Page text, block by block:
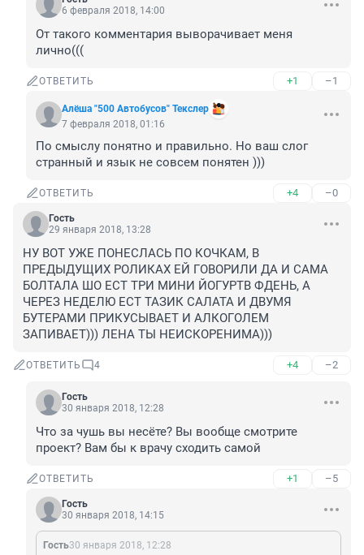
6 февраля 2018, 14:00
От такого комментария выворачивает меня
лично(((
ОТВЕТИТЬ +1 –1
Алёша "500 Автобусов" Текслер
7 февраля 2018, 01:16
По смыслу понятно и правильно. Но ваш слог
странный и язык не совсем понятен )))
ОТВЕТИТЬ +4 –0
Гость
29 января 2018, 13:28
НУ ВОТ УЖЕ ПОНЕСЛАСЬ ПО КОЧКАМ, В
ПРЕДЫДУЩИХ РОЛИКАХ ЕЙ ГОВОРИЛИ ДА И САМА
БОЛТАЛА ШО ЕСТ ТРИ МИНИ ЙОГУРТВ ФДЕНЬ, А
ЧЕРЕЗ НЕДЕЛЮ ЕСТ ТАЗИК САЛАТА И ДВУМЯ
БУТЕРАМИ ПРИКУСЫВАЕТ И АЛКОГОЛЕМ
ЗАПИВАЕТ))) ЛЕНА ТЫ НЕИСКОРЕНИМА)))
ОТВЕТИТЬ 4 +4 –2
Гость
30 января 2018, 12:28
Что за чушь вы несёте? Вы вообще смотрите
проект? Вам бы к врачу сходить самой
ОТВЕТИТЬ +1 –5
Гость
30 января 2018, 14:15
Гость30 января 2018, 12:28